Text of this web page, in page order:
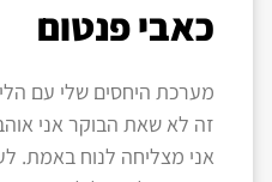
כאבי פנטום
מערכת היחסים שלי עם
זה לא שאת הבוקר אני
אני מצליחה לנוח באמת.